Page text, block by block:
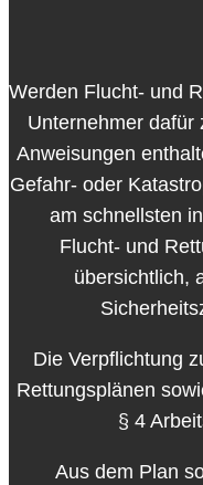
Werden Flucht- und
Unternehmer dafür
Anweisungen
Gefahr- oder
am schnellsten
Flucht- und
übersichtlich,
Die Verpflichtung
Rettungsplänen
§ 4
Aus dem Plan